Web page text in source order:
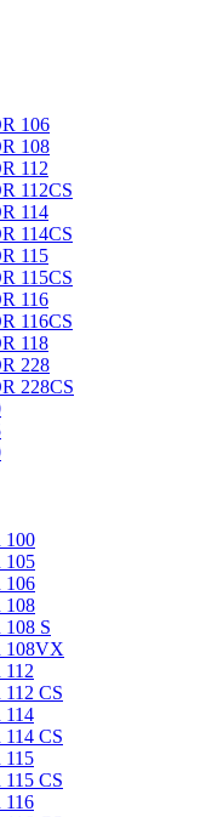
106
108
112
112CS
114
114CS
115
115CS
116
116CS
118
228
228CS
100
105
106
108
S
108VX
CS
CS
CS